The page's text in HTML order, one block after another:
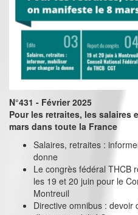
N°431 - Février 2025
Pour les retraites, les salaires
mars dans toute la France
Salaires, retraites :
donne
Le congrès fédéral THCB
les 19 et 20 juin pour le
Montreuil
Directive omnibus : devoir